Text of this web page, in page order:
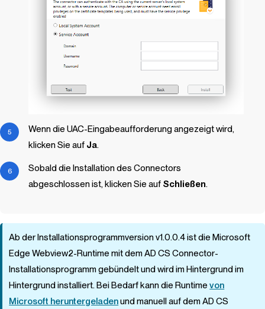
Wenn die UAC-Eingabeaufforderung angezeigt wird,
klicken Sie auf Ja.
Sobald die Installation des Connectors
abgeschlossen ist, klicken Sie auf Schließen.
Ab der Installationsprogrammversion v1.0.0.4 ist die Microsoft
Edge Webview2-Runtime mit dem AD CS Connector-
Installationsprogramm gebündelt und wird im Hintergrund im
Hintergrund installiert. Bei Bedarf kann die Runtimevon
Microsoft heruntergeladenund manuell auf dem AD CS